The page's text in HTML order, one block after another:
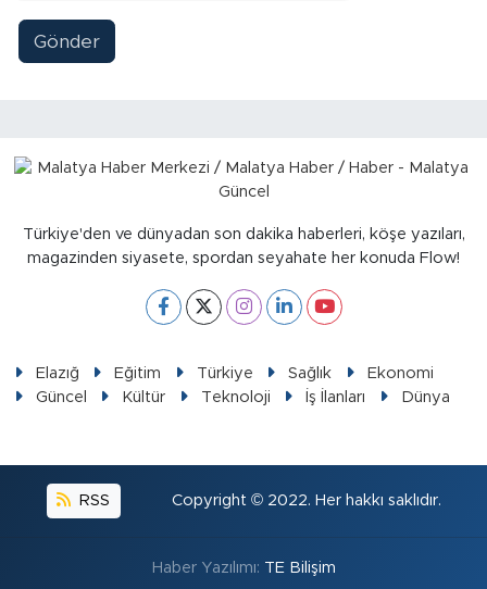
Gönder
Türkiye'den ve dünyadan son dakika haberleri, köşe yazıları,
magazinden siyasete, spordan seyahate her konuda Flow!
Elazığ Eğitim Türkiye Sağlık
Ekonomi
Güncel
Kültür Teknoloji İş İlanları Dünya
RSS Copyright © 2022. Her hakkı saklıdır.
Haber Yazılımı: TE Bilişim